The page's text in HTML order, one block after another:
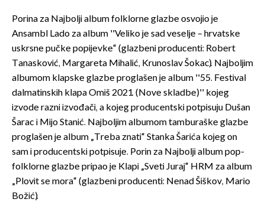
Porina za Najbolji album folklorne glazbe osvojio je
Ansambl Lado za album ''Veliko je sad veselje – hrvatske
uskrsne pučke popijevke“ (glazbeni producenti: Robert
Tanasković, Margareta Mihalić, Krunoslav Šokac). Najboljim
albumom klapske glazbe proglašen je album ''55. Festival
dalmatinskih klapa Omiš 2021. (Nove skladbe)'' kojeg
izvode razni izvođači, a kojeg producentski potpisuju Dušan
Šarac i Mijo Stanić. Najboljim albumom tamburaške glazbe
proglašen je album „Treba znati“ Stanka Šarića kojeg on
sam i producentski potpisuje. Porin za Najbolji album pop-
folklorne glazbe pripao je Klapi „Sveti Juraj“ HRM za album
„Plovit se mora“ (glazbeni producenti: Nenad Šiškov, Mario
Božić).